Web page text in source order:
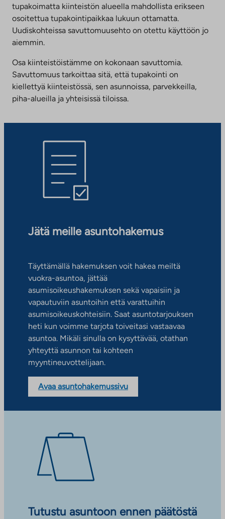
tupakoimatta kiinteistön alueella mahdollista erikseen
osoitettua tupakointipaikkaa lukuun ottamatta.
Uudiskohteissa savuttomuusehto on otettu käyttöön jo
aiemmin.
Osa kiinteistöistämme on kokonaan savuttomia.
Savuttomuus tarkoittaa sitä, että tupakointi on
kiellettyä kiinteistössä, sen asunnoissa, parvekkeilla,
piha-alueilla ja yhteisissä tiloissa.
Jätä meille asuntohakemus
Täyttämällä hakemuksen voit hakea meiltä
vuokra-asuntoa, jättää
asumisoikeushakemuksen sekä vapaisiin ja
vapautuviin asuntoihin että varattuihin
asumisoikeuskohteisiin. Saat asuntotarjouksen
heti kun voimme tarjota toiveitasi vastaavaa
asuntoa. Mikäli sinulla on kysyttävää, otathan
yhteyttä asunnon tai kohteen
myyntineuvottelijaan.
Avaa asuntohakemussivu
Tutustu asuntoon ennen päätöstä